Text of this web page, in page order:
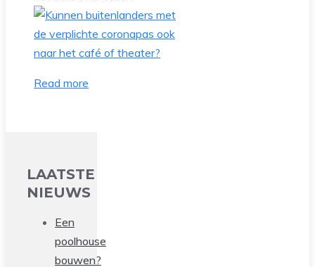
Read more
LAATSTE
NIEUWS
Een
poolhouse
bouwen?